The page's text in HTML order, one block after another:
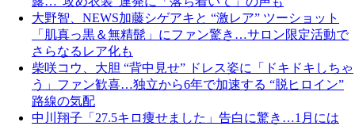
大野智、NEWS加藤シゲアキと “激レア” ツーショット
「肌真っ黒＆無精髭」にファン驚き…サロン限定活動で
さらなるレア化も
柴咲コウ、大胆 “背中見せ” ドレス姿に「ドキドキしちゃ
う」ファン歓喜…独立から6年で加速する “脱ヒロイン”
路線の気配
中川翔子「27.5キロ痩せました」告白に驚き…1月には